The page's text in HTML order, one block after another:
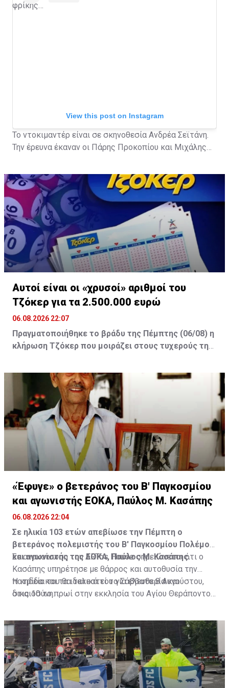
φρίκης…
View this post on Instagram
A post shared by ERTflix (@ertflix)
Το ντοκιμαντέρ είναι σε σκηνοθεσία Ανδρέα Σεϊτάνη.
Την έρευνα έκαναν οι Πάρης Προκοπίου και Μιχάλης
Αυτοί είναι οι «χρυσοί» αριθμοί του
Τζόκερ για τα 2.500.000 ευρώ
06.08.2026 22:07
Πραγματοποιήθηκε το βράδυ της Πέμπτης (06/08) η
κλήρωση Τζόκερ που μοιράζει στους τυχερούς της
Οι τυχεροί αριθμοί της αποψινής κλήρωσης είναι: 16,
13, 1, 30, 7 και Τζόκερ: 15
«Έφυγε» ο βετεράνος του Β' Παγκοσμίου
και αγωνιστής ΕΟΚΑ, Παύλος Μ. Κασάπης
06.08.2026 22:04
Σε ηλικία 103 ετών απεβίωσε την Πέμπτη ο
βετεράνος πολεμιστής του Β' Παγκοσμίου Πολέμου
και αγωνιστής της ΕΟΚΑ, Παύλος Μ. Κασάπης.
Σε ανακοίνωση του ARTos House σημειώνεται ότι ο
Κασάπης υπηρέτησε με θάρρος και αυτοθυσία την
πατρίδα και τα ιδανικά του για ελευθερία και
δικαιοσύνη.
Η κηδεία του θα τελεστεί το Σάββατο 8 Αυγούστου,
στις 10 το πρωί στην εκκλησία του Αγίου Θεράποντος
Πηγή: ΚΥΠΕ